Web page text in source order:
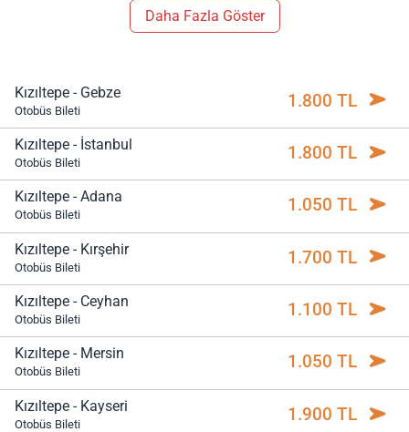
Daha Fazla Göster
Kızıltepe - Gebze
Otobüs Bileti 1.800 TL
Kızıltepe - İstanbul
Otobüs Bileti 1.800 TL
Kızıltepe - Adana
Otobüs Bileti 1.050 TL
Kızıltepe - Kırşehir
Otobüs Bileti 1.700 TL
Kızıltepe - Ceyhan
Otobüs Bileti 1.100 TL
Kızıltepe - Mersin
Otobüs Bileti 1.050 TL
Kızıltepe - Kayseri
Otobüs Bileti 1.900 TL